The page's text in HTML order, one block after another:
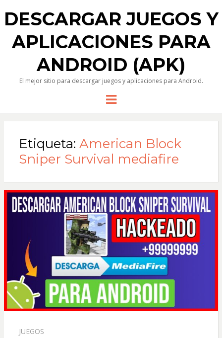
DESCARGAR JUEGOS Y
APLICACIONES PARA
ANDROID (APK)
El mejor sitio para descargar juegos y aplicaciones para Android.
Menu
Etiqueta: American Block
Sniper Survival mediafire
JUEGOS